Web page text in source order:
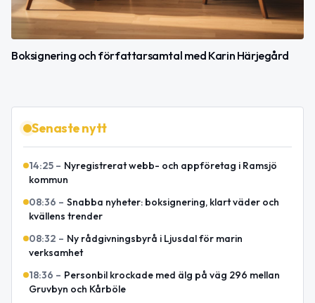
Boksignering och författarsamtal med Karin Härjegård
Senaste nytt
14:25 – Nyregistrerat webb- och appföretag i Ramsjö
kommun
08:36 – Snabba nyheter: boksignering, klart väder och
kvällens trender
08:32 – Ny rådgivningsbyrå i Ljusdal för marin
verksamhet
18:36 – Personbil krockade med älg på väg 296 mellan
Gruvbyn och Kårböle